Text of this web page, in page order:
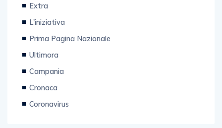
Extra
L'iniziativa
Prima Pagina Nazionale
Ultimora
Campania
Cronaca
Coronavirus